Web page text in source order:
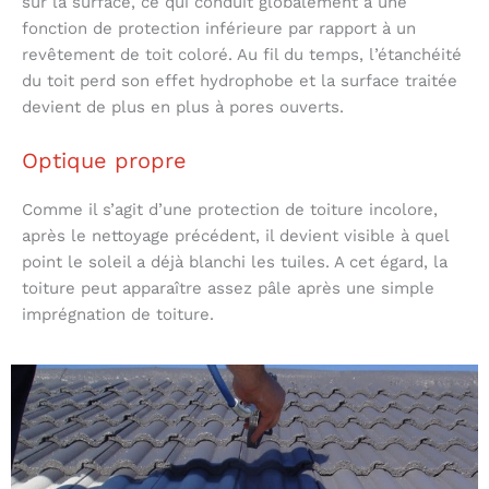
fonction de protection inférieure par rapport à un
revêtement de toit coloré. Au fil du temps, l’étanchéité
du toit perd son effet hydrophobe et la surface traitée
devient de plus en plus à pores ouverts.
Optique propre
Comme il s’agit d’une protection de toiture incolore,
après le nettoyage précédent, il devient visible à quel
point le soleil a déjà blanchi les tuiles. A cet égard, la
toiture peut apparaître assez pâle après une simple
imprégnation de toiture.